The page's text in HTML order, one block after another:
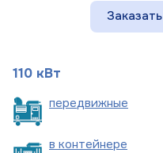
Заказать
110 кВт
передвижные
в контейнере